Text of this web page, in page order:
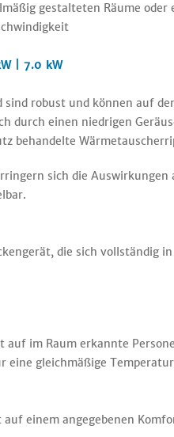
gestalteten Räume
| 7.0 kW
robust und können auf
durch einen niedrigen
behandelte
sich die
die sich vollständig
im Raum erkannte
gleichmäßige
einem angegebenen